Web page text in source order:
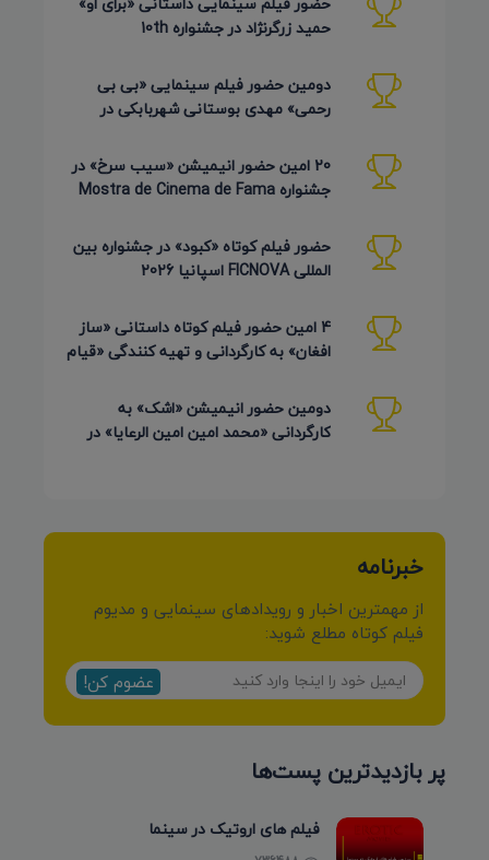
حمید زرگرنژاد در جشنواره 10th
دومین حضور فیلم سینمایی «بی بی
رحمی» مهدی بوستانی شهربابکی در
20 امین حضور انیمیشن «سیب سرخ» در
جشنواره Mostra de Cinema de Fama
حضور فیلم کوتاه «کبود» در جشنواره بین
المللی FICNOVA اسپانیا 2026
4 امین حضور فیلم کوتاه داستانی «ساز
افغان» به کارگردانی و تهیه کنندگی «قیام
دومین حضور انیمیشن «اشک» به
کارگردانی «محمد امین امین الرعایا» در
خبرنامه
از مهمترین اخبار و رویدادهای سینمایی و مدیوم
فیلم کوتاه مطلع شوید:
عضوم کن!
پر بازدیدترین پست‌ها
فیلم های اروتیک در سینما